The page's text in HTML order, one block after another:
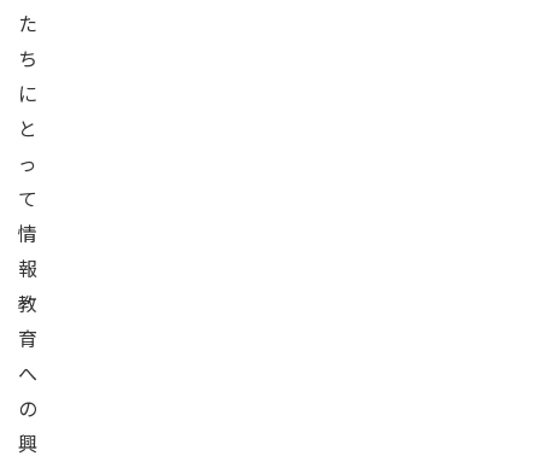
た
ち
に
と
っ
て
情
報
教
育
へ
の
興